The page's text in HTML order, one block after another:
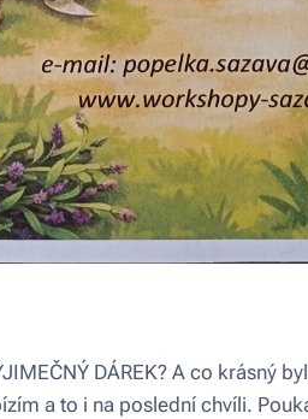
DÁREK? A co krásný
a to i na poslední chvíli.